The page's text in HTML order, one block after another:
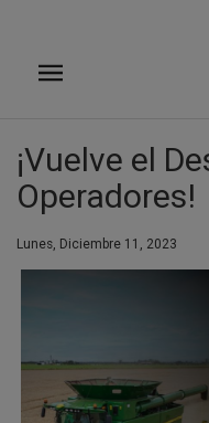
principal
¡Vuelve el
Operadores!
Lunes, Diciembre 11, 2023